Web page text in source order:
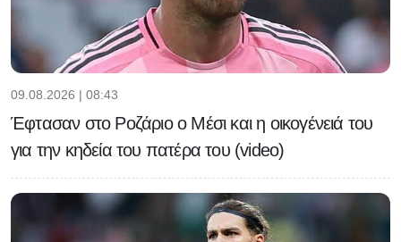
09.08.2026 | 08:43
Έφτασαν στο Ροζάριο ο Μέσι και η οικογένειά του
για την κηδεία του πατέρα του (video)